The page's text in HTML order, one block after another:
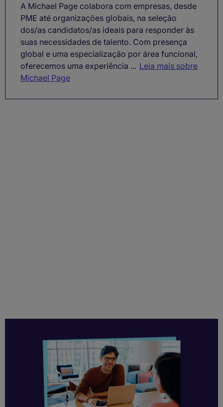
A Michael Page colabora com empresas, desde
PME até organizações globais, na seleção
dos/as candidatos/as ideais para responder às
suas necessidades de talento. Com presença
global e uma especialização por área funcional,
oferecemos uma experiência ... Leia mais sobre
Michael Page